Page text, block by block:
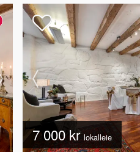
7 000 kr lokalleie